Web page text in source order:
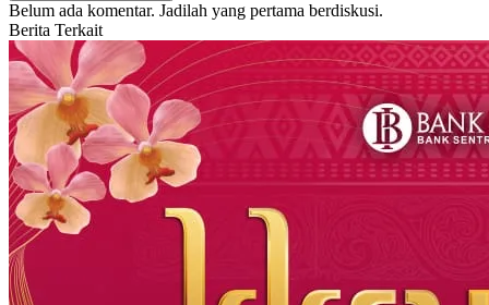
Belum ada komentar. Jadilah yang pertama berdiskusi.
Berita Terkait